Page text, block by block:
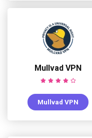
Mullvad VPN
Mullvad VPN